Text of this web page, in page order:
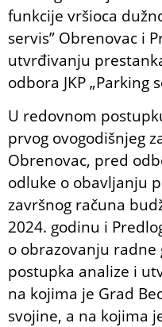
funkcije vršioca
servis” Obrenovac i
utvrđivanju
odbora JKP „Parking
U redovnom
prvog ovogodišnjeg
Obrenovac, pred
odluke o obavljanju
završnog računa
2024. godinu i
o obrazovanju
postupka analize i
na kojima je Grad
svojine, a na kojima